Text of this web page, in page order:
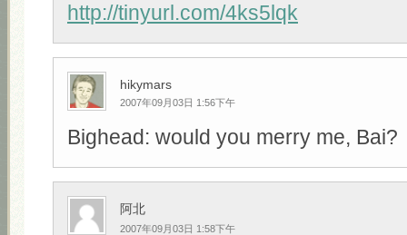
http://tinyurl.com/4ks5lqk
hikymars
2007年09月03日 1:56下午
Bighead: would you merry me, Bai?
阿北
2007年09月03日 1:58下午